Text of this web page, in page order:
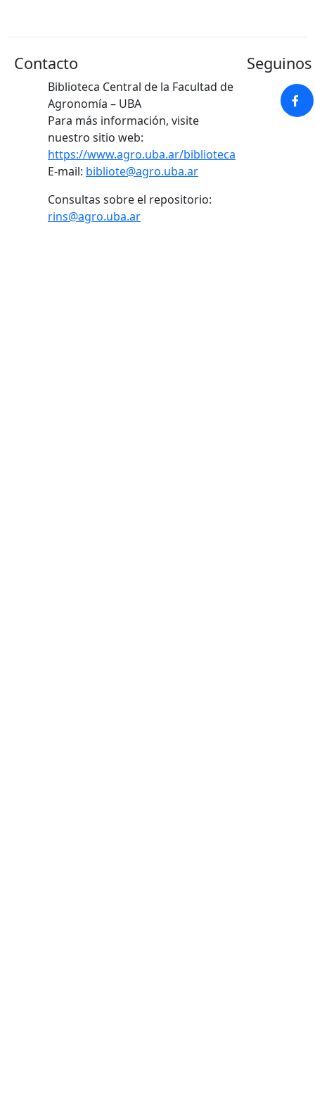
Contacto
Biblioteca Central de la Facultad de
Agronomía – UBA
Para más información, visite
nuestro sitio web:
https://www.agro.uba.ar/biblioteca
E-mail: bibliote@agro.uba.ar
Consultas sobre el repositorio:
rins@agro.uba.ar